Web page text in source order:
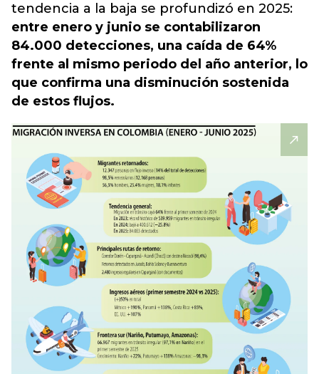
tendencia a la baja se profundizó en 2025:
entre enero y junio se contabilizaron
84.000 detecciones, una caída de 64%
frente al mismo periodo del año anterior, lo
que confirma una disminución sostenida
de estos flujos.